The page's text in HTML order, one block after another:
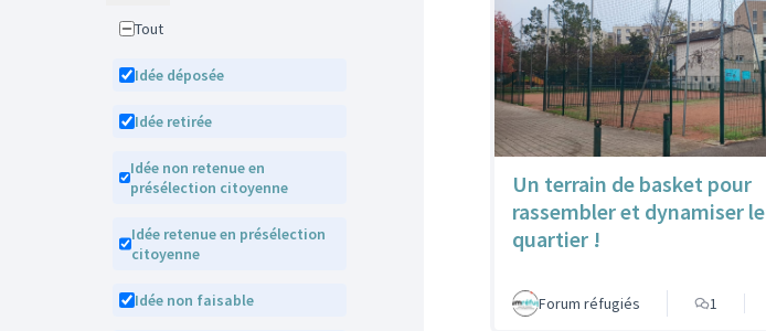
Tout
Idée déposée
Idée retirée
Idée non retenue en
présélection citoyenne
Idée retenue en présélection
citoyenne
Idée non faisable
Un terrain de basket pour
rassembler et dynamiser le
quartier !
Forum réfugiés 1